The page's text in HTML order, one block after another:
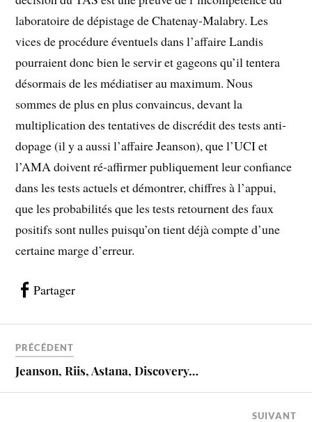
laboratoire de dépistage de Chatenay-Malabry. Les
vices de procédure éventuels dans l’affaire Landis
pourraient donc bien le servir et gageons qu’il tentera
désormais de les médiatiser au maximum. Nous
sommes de plus en plus convaincus, devant la
multiplication des tentatives de discrédit des tests anti-
dopage (il y a aussi l’affaire Jeanson), que l’UCI et
l’AMA doivent ré-affirmer publiquement leur confiance
dans les tests actuels et démontrer, chiffres à l’appui,
que les probabilités que les tests retournent des faux
positifs sont nulles puisqu’on tient déjà compte d’une
certaine marge d’erreur.
Partager
PRÉCÉDENT
Jeanson, Riis, Astana, Discovery…
SUIVANT